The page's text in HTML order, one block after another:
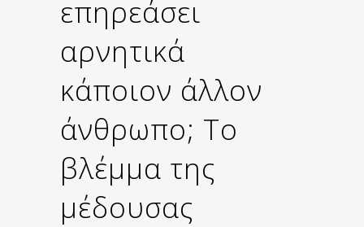
επηρεάσει
αρνητικά
κάποιον άλλον
άνθρωπο; Το
βλέμμα της
μέδουσας